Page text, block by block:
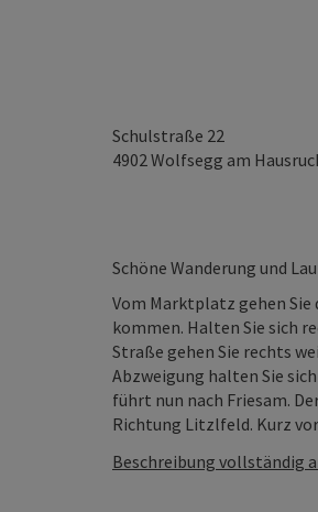
Schulstraße 22
4902Wolfsegg am
Schöne Wanderung und
Vom Marktplatz gehen Sie
kommen. Halten Sie sich
Straße gehen Sie rechts
Abzweigung halten Sie
führt nun nach Friesam.
Richtung Litzlfeld. Kurz
Beschreibung vollständig